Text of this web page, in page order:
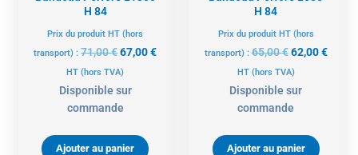
H 84
Prix du produit HT (hors
transport) :71,00€67,00€
HT (hors TVA)
Disponible sur
commande
Ajouter au panier
H 84
Prix du produit HT (hors
transport) :65,00€ 62,00€
HT (hors TVA)
Disponible sur
commande
Ajouter au panier